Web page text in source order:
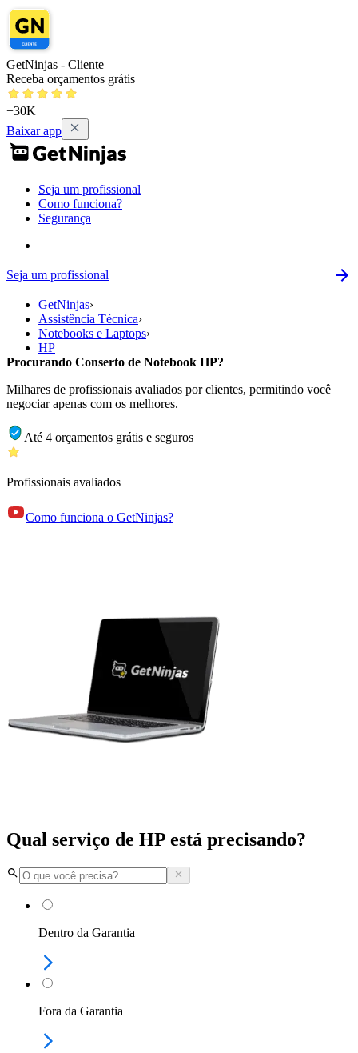
GetNinjas - Cliente
Receba orçamentos grátis
+30K
Baixar app
Seja um profissional
Como funciona?
Segurança
Seja um profissional
GetNinjas›
Assistência Técnica›
Notebooks e Laptops›
HP
Procurando Conserto de Notebook HP?
Milhares de profissionais avaliados por clientes, permitindo você
negociar apenas com os melhores.
Até 4 orçamentos grátis e seguros
Profissionais avaliados
Como funciona o GetNinjas?
Qual serviço de HP está precisando?
Dentro da Garantia
Fora da Garantia